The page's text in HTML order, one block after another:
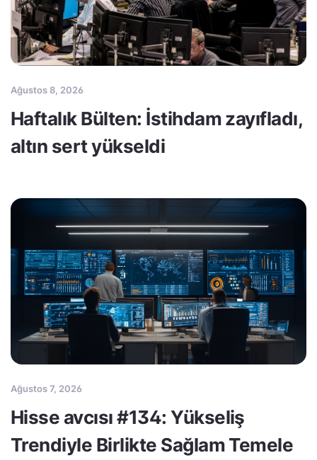
Ağustos 8, 2026
Haftalık Bülten: İstihdam zayıfladı,
altın sert yükseldi
Ağustos 7, 2026
Hisse avcısı #134: Yükseliş
Trendiyle Birlikte Sağlam Temele